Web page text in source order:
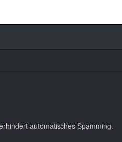
automatisches Spamming.